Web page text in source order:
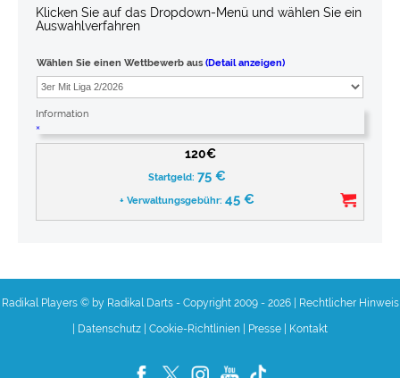
Klicken Sie auf das Dropdown-Menü und wählen Sie ein
Auswahlverfahren
Wählen Sie einen Wettbewerb aus (Detail anzeigen)
Information
×
120€
Startgeld: 75 €
+ Verwaltungsgebühr: 45 €
Radikal Players © by Radikal Darts - Copyright 2009 - 2026 Rechtlicher Hinweis
Datenschutz Cookie-Richtlinien Presse Kontakt